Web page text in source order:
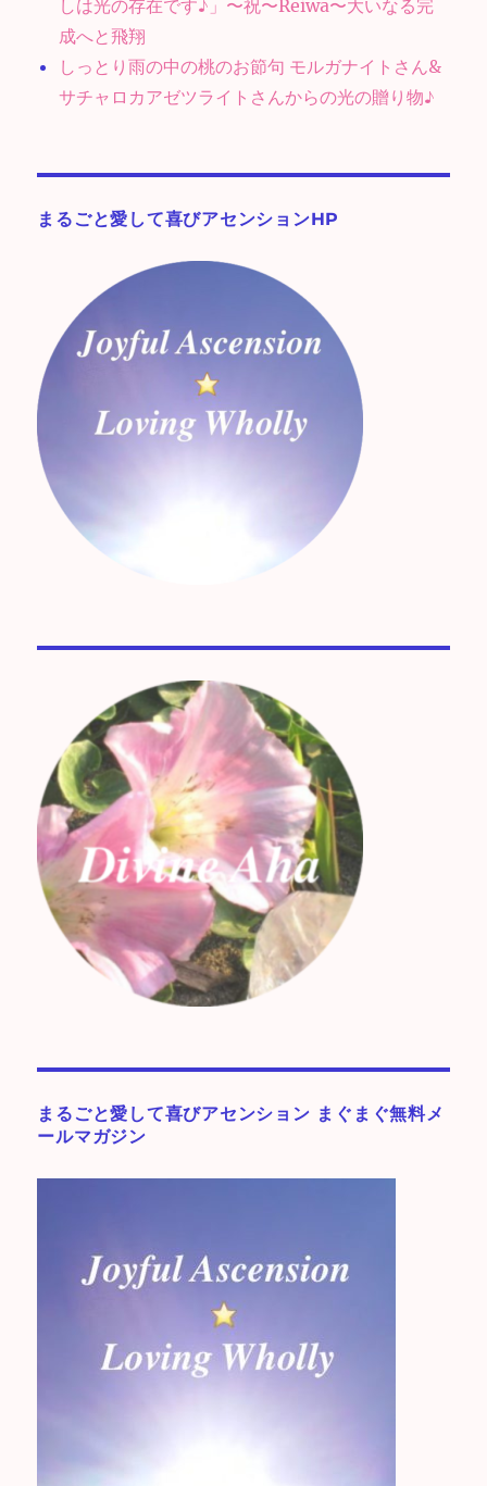
しは光の存在です♪」〜祝〜Reiwa〜大いなる完
成へと飛翔
しっとり雨の中の桃のお節句 モルガナイトさん&
サチャロカアゼツライトさんからの光の贈り物♪
まるごと愛して喜びアセンションHP
まるごと愛して喜びアセンション まぐまぐ無料メ
ールマガジン